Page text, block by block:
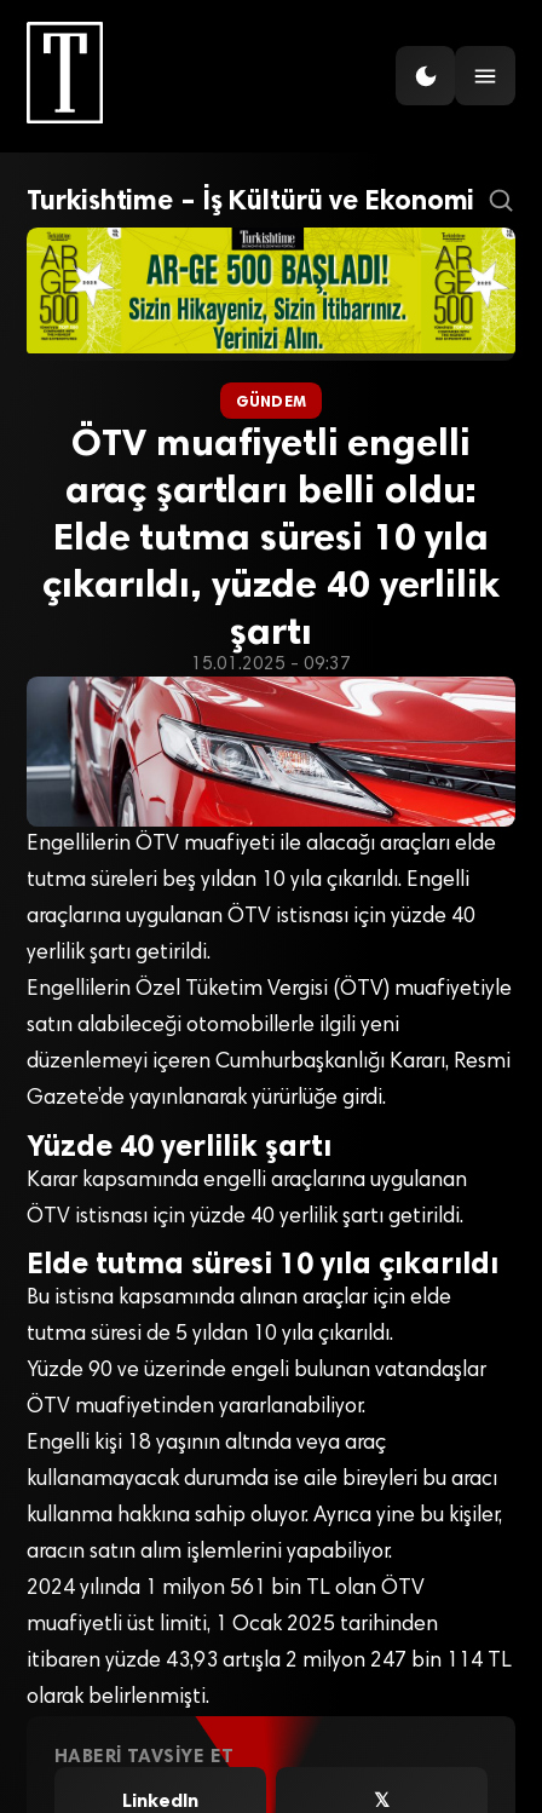
Turkishtime – İş Kültürü ve Ekonomi
GÜNDEM
ÖTV muafiyetli engelli
araç şartları belli oldu:
Elde tutma süresi 10 yıla
çıkarıldı, yüzde 40 yerlilik
şartı
15.01.2025 - 09:37
Engellilerin ÖTV muafiyeti ile alacağı araçları elde
tutma süreleri beş yıldan 10 yıla çıkarıldı. Engelli
araçlarına uygulanan ÖTV istisnası için yüzde 40
yerlilik şartı getirildi.
Engellilerin Özel Tüketim Vergisi (ÖTV) muafiyetiyle
satın alabileceği otomobillerle ilgili yeni
düzenlemeyi içeren Cumhurbaşkanlığı Kararı, Resmi
Gazete’de yayınlanarak yürürlüğe girdi.
Yüzde 40 yerlilik şartı
Karar kapsamında engelli araçlarına uygulanan
ÖTV istisnası için yüzde 40 yerlilik şartı getirildi.
Elde tutma süresi 10 yıla çıkarıldı
Bu istisna kapsamında alınan araçlar için elde
tutma süresi de 5 yıldan 10 yıla çıkarıldı.
Yüzde 90 ve üzerinde engeli bulunan vatandaşlar
ÖTV muafiyetinden yararlanabiliyor.
Engelli kişi 18 yaşının altında veya araç
kullanamayacak durumda ise aile bireyleri bu aracı
kullanma hakkına sahip oluyor. Ayrıca yine bu kişiler,
aracın satın alım işlemlerini yapabiliyor.
2024 yılında 1 milyon 561 bin TL olan ÖTV
muafiyetli üst limiti, 1 Ocak 2025 tarihinden
itibaren yüzde 43,93 artışla 2 milyon 247 bin 114 TL
olarak belirlenmişti.
HABERI TAVSIYE ET
LinkedIn
𝕏